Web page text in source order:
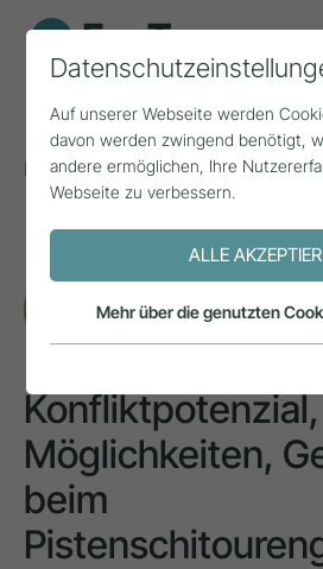
Home Themen
Naturraum &
Konfliktpotenzial, Möglichkeiten,
Pistenschitourengehen
Konfliktpotenzial,
Möglichkeiten,
beim
Auf unserer Webseite werden
davon werden zwingend benötigt,
andere ermöglichen, Ihre
Webseite zu verbessern.
ALLE
Mehr über die genutzten